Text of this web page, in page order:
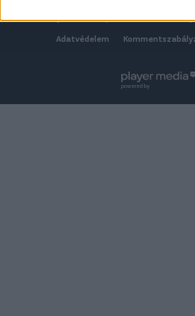
Adatvédelem
powered by